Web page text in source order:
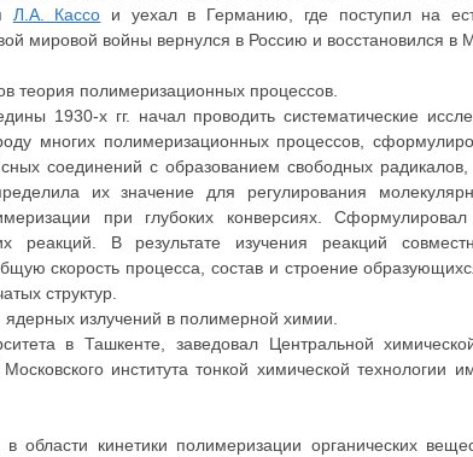
Л.А. Кассо и уехал в Германию, где поступил на
мировой войны вернулся в Россию и восстановился в
теория полимеризационных процессов.
1930-х гг. начал проводить систематические
многих полимеризационных процессов,
соединений с образованием свободных
их значение для регулирования
при глубоких конверсиях. Сформулировал
В результате изучения реакций
скорость процесса, состав и строение
структур.
излучений в полимерной химии.
в Ташкенте, заведовал Центральной
института тонкой химической
области кинетики полимеризации органических